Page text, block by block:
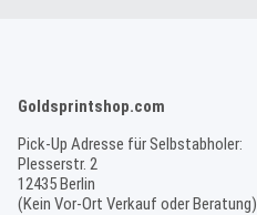
Goldsprintshop.com
Pick-Up Adresse für Selbstabholer:
Plesserstr. 2
12435 Berlin
(Kein Vor-Ort Verkauf oder Beratung)